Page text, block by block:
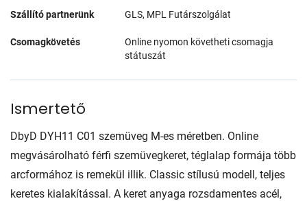
Szállító partnerünk GLS, MPL Futárszolgálat
Csomagkövetés
Online nyomon követheti csomagja
státuszát
Ismertető
DbyD DYH11 C01 szemüveg M-es méretben. Online
megvásárolható férfi szemüvegkeret, téglalap formája több
arcformához is remekül illik. Classic stílusú modell, teljes
keretes kialakítással. A keret anyaga rozsdamentes acél,